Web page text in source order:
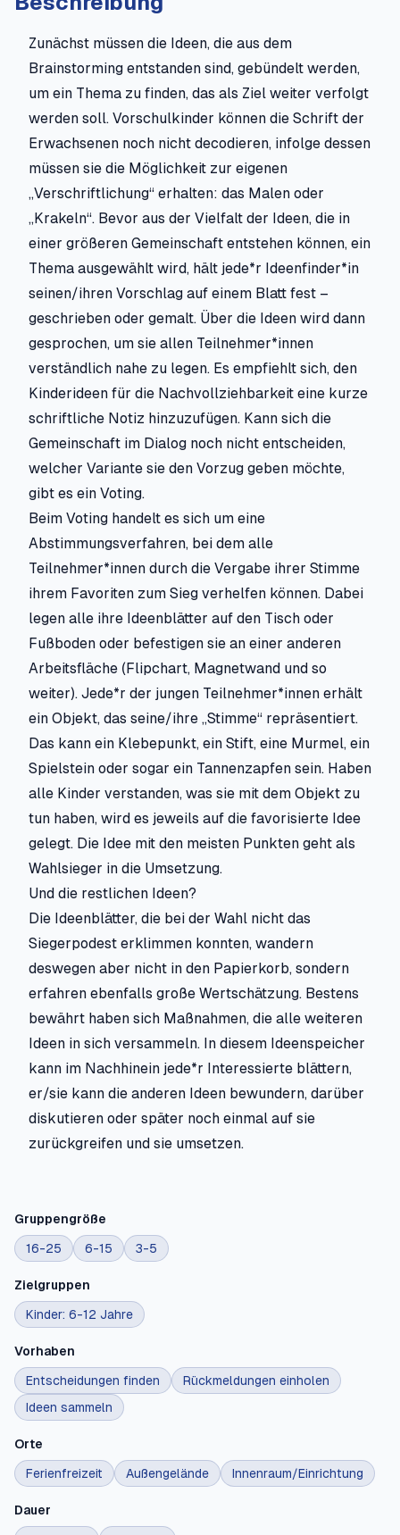
Zunächst müssen die Ideen, die aus dem
Brainstorming entstanden sind, gebündelt werden,
um ein Thema zu finden, das als Ziel weiter verfolgt
werden soll. Vorschulkinder können die Schrift der
Erwachsenen noch nicht decodieren, infolge dessen
müssen sie die Möglichkeit zur eigenen
„Verschriftlichung“ erhalten: das Malen oder
„Krakeln“. Bevor aus der Vielfalt der Ideen, die in
einer größeren Gemeinschaft entstehen können, ein
Thema ausgewählt wird, hält jede*r Ideenfinder*in
seinen/ihren Vorschlag auf einem Blatt fest –
geschrieben oder gemalt. Über die Ideen wird dann
gesprochen, um sie allen Teilnehmer*innen
verständlich nahe zu legen. Es empfiehlt sich, den
Kinderideen für die Nachvollziehbarkeit eine kurze
schriftliche Notiz hinzuzufügen. Kann sich die
Gemeinschaft im Dialog noch nicht entscheiden,
welcher Variante sie den Vorzug geben möchte,
gibt es ein Voting.
Beim Voting handelt es sich um eine
Abstimmungsverfahren, bei dem alle
Teilnehmer*innen durch die Vergabe ihrer Stimme
ihrem Favoriten zum Sieg verhelfen können. Dabei
legen alle ihre Ideenblätter auf den Tisch oder
Fußboden oder befestigen sie an einer anderen
Arbeitsfläche (Flipchart, Magnetwand und so
weiter). Jede*r der jungen Teilnehmer*innen erhält
ein Objekt, das seine/ihre „Stimme“ repräsentiert.
Das kann ein Klebepunkt, ein Stift, eine Murmel, ein
Spielstein oder sogar ein Tannenzapfen sein. Haben
alle Kinder verstanden, was sie mit dem Objekt zu
tun haben, wird es jeweils auf die favorisierte Idee
gelegt. Die Idee mit den meisten Punkten geht als
Wahlsieger in die Umsetzung.
Und die restlichen Ideen?
Die Ideenblätter, die bei der Wahl nicht das
Siegerpodest erklimmen konnten, wandern
deswegen aber nicht in den Papierkorb, sondern
erfahren ebenfalls große Wertschätzung. Bestens
bewährt haben sich Maßnahmen, die alle weiteren
Ideen in sich versammeln. In diesem Ideenspeicher
kann im Nachhinein jede*r Interessierte blättern,
er/sie kann die anderen Ideen bewundern, darüber
diskutieren oder später noch einmal auf sie
zurückgreifen und sie umsetzen.
Gruppengröße
16-25 6-15 3-5
Zielgruppen
Kinder: 6-12 Jahre
Vorhaben
Entscheidungen finden
Rückmeldungen einholen
Ideen sammeln
Orte
Ferienfreizeit Außengelände Innenraum/Einrichtung
Dauer